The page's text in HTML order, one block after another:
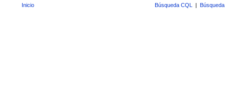
Inicio Búsqueda CQL